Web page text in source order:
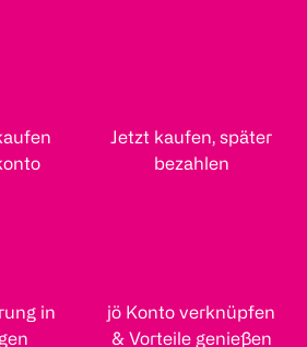
Jetzt kaufen, später
bezahlen
in
jö Konto verknüpfen
& Vorteile genießen